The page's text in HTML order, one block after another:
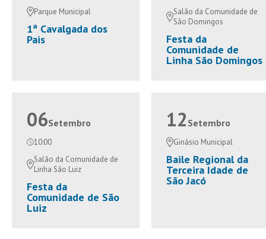
Parque Municipal
1ª Cavalgada dos
Pais
Salão da Comunidade de
São Domingos
Festa da
Comunidade de
Linha São Domingos
06Setembro
10:00
Salão da Comunidade de
Linha São Luiz
Festa da
Comunidade de São
Luiz
12 Setembro
Ginásio Municipal
Baile Regional da
Terceira Idade de
São Jacó